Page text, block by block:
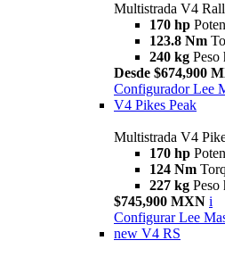
Multistrada V4
170 hp
123.8 Nm
240 kg Peso
Desde $674,900
Configurador Lee
V4 Pikes Peak
Multistrada V4
170 hp
124 Nm
227 kg Peso
$745,900 MXN i
Configurar Lee
new V4 RS